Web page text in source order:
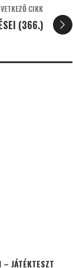
CIKK
(366.)
– JÁTÉKTESZT